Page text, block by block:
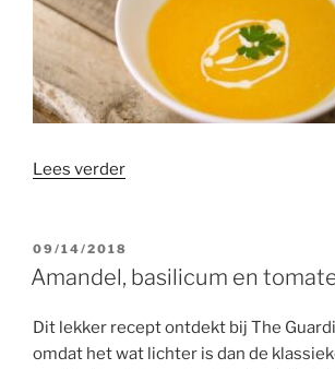
Lees verder“Pompoen,
GEPLAATST
OP
09/14/2018
Amandel, basilicum en
Dit lekker recept ontdekt bij The
omdat het wat lichter is dan de